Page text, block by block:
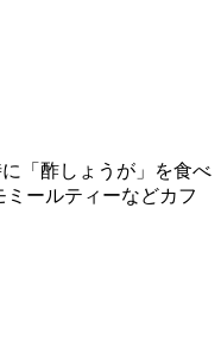
「酢しょうが」を食べ
ールティーなどカフ